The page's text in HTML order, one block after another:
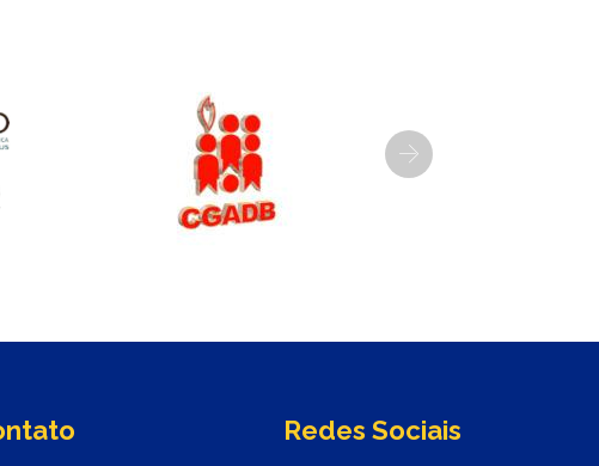
Next
Redes Sociais